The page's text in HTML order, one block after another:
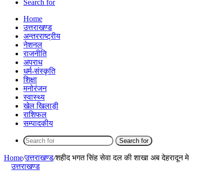
Search for
Home
उत्तराखण्ड
अन्तरराष्ट्रीय
नेशनल
राजनीति
अपराध
धर्म-संस्कृति
शिक्षा
मनोरंजन
स्वास्थ्य
खेल खिलाड़ी
राशिफल
सम्पादकीय
Search for
Home/उत्तराखण्ड/शहीद भगत सिंह सेवा दल की शाखा अब देहरादून मे
उत्तराखण्ड